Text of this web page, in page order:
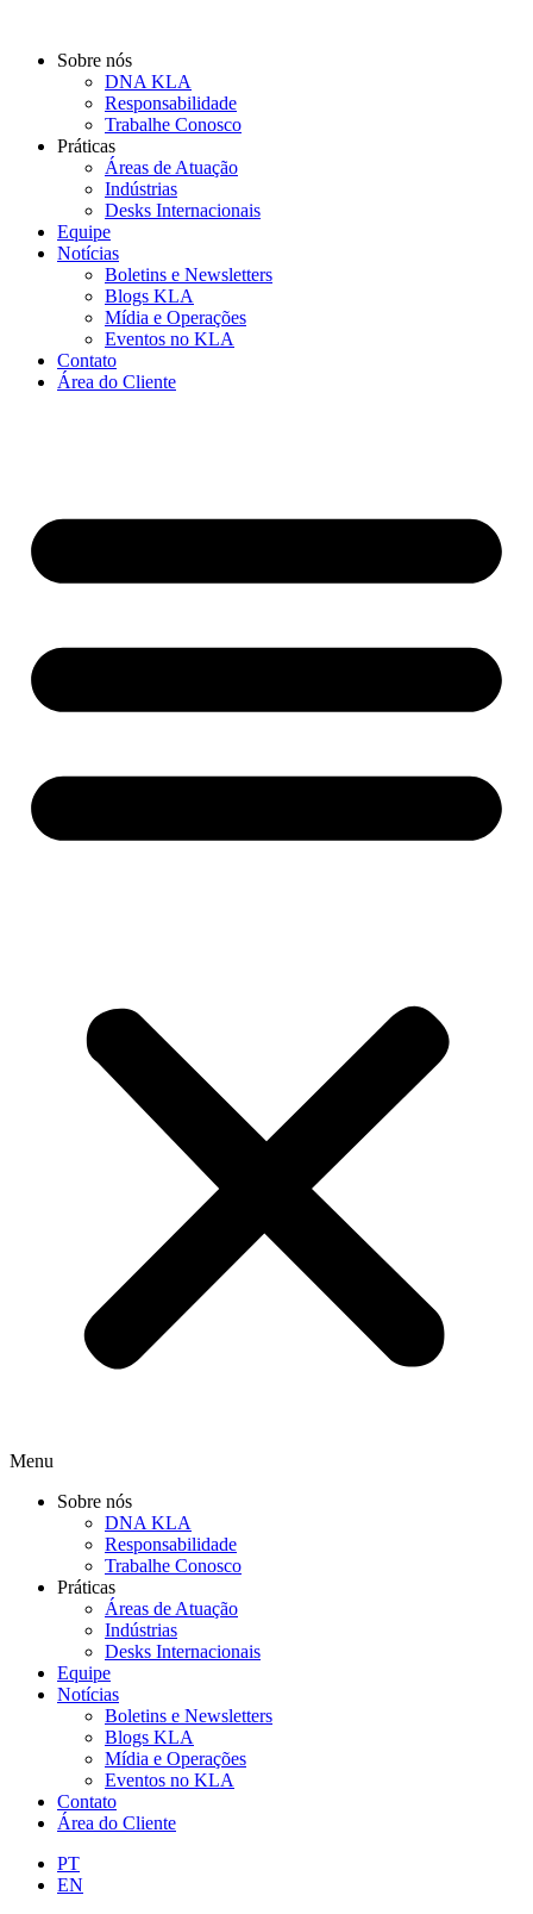
Sobre nós
DNA KLA
Responsabilidade
Trabalhe Conosco
Práticas
Áreas de Atuação
Indústrias
Desks Internacionais
Equipe
Notícias
Boletins e Newsletters
Blogs KLA
Mídia e Operações
Eventos no KLA
Contato
Área do Cliente
Menu
Sobre nós
DNA KLA
Responsabilidade
Trabalhe Conosco
Práticas
Áreas de Atuação
Indústrias
Desks Internacionais
Equipe
Notícias
Boletins e Newsletters
Blogs KLA
Mídia e Operações
Eventos no KLA
Contato
Área do Cliente
PT
EN